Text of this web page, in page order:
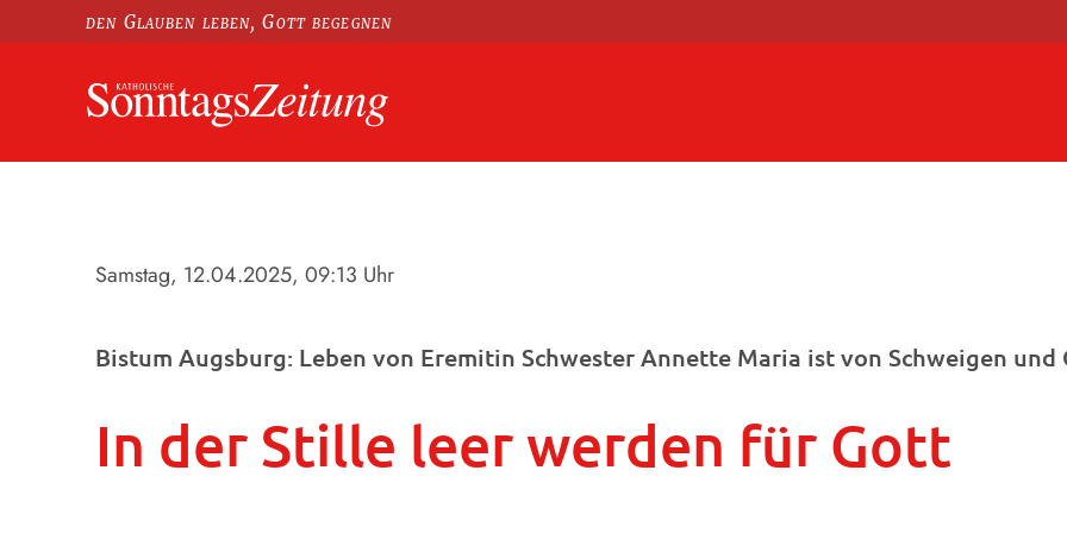
den Glauben leben, Gott begegnen
Samstag, 12.04.2025, 09:13 Uhr
Bistum Augsburg: Leben von Eremitin Schwester Annette Maria ist von Schweigen und
In der Stille leer werden für Gott